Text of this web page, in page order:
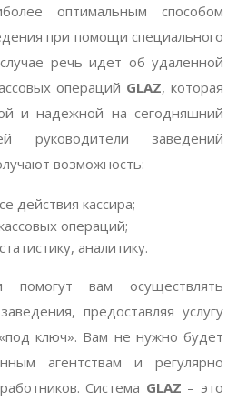
оптимальным способом
при помощи специального
речь идет об удаленной
операций GLAZ, которая
и надежной на сегодняшний
руководители заведений
возможность:
действия кассира;
операций;
аналитику.
помогут вам осуществлять
предоставляя услугу
ключ». Вам не нужно будет
агентствам и регулярно
Система GLAZ – это